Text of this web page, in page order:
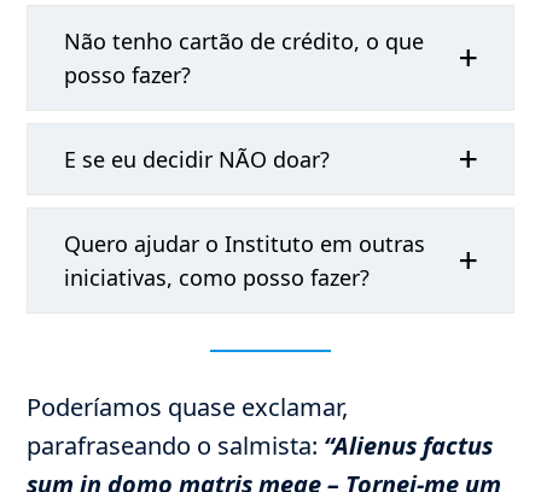
Não tenho cartão de crédito, o que
posso fazer?
E se eu decidir NÃO doar?
Quero ajudar o Instituto em outras
iniciativas, como posso fazer?
Poderíamos quase exclamar,
parafraseando o salmista: “Alienus factus
sum in domo matris meae – Tornei-me um